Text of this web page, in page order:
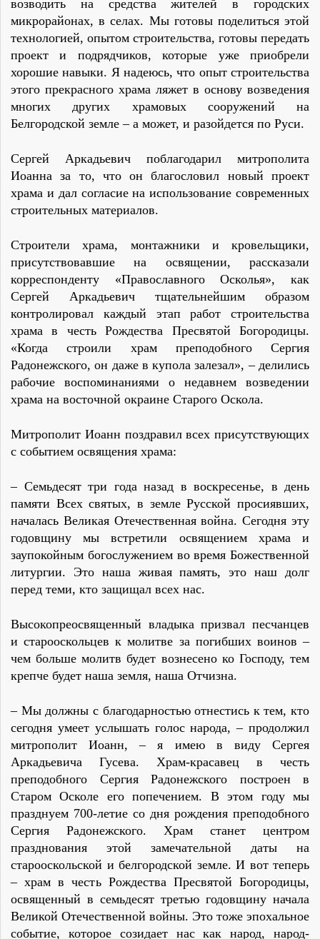
возводить на средства жителей в городских
микрорайонах, в селах. Мы готовы поделиться этой
технологией, опытом строительства, готовы передать
проект и подрядчиков, которые уже приобрели
хорошие навыки. Я надеюсь, что опыт строительства
этого прекрасного храма ляжет в основу возведения
многих других храмовых сооружений на
Белгородской земле – а может, и разойдется по Руси.
Сергей Аркадьевич поблагодарил митрополита
Иоанна за то, что он благословил новый проект
храма и дал согласие на использование современных
строительных материалов.
Строители храма, монтажники и кровельщики,
присутствовавшие на освящении, рассказали
корреспонденту «Православного Осколья», как
Сергей Аркадьевич тщательнейшим образом
контролировал каждый этап работ строительства
храма в честь Рождества Пресвятой Богородицы.
«Когда строили храм преподобного Сергия
Радонежского, он даже в купола залезал», – делились
рабочие воспоминаниями о недавнем возведении
храма на восточной окраине Старого Оскола.
Митрополит Иоанн поздравил всех присутствующих
с событием освящения храма:
– Семьдесят три года назад в воскресенье, в день
памяти Всех святых, в земле Русской просиявших,
началась Великая Отечественная война. Сегодня эту
годовщину мы встретили освящением храма и
заупокойным богослужением во время Божественной
литургии. Это наша живая память, это наш долг
перед теми, кто защищал всех нас.
Высокопреосвященный владыка призвал песчанцев
и старооскольцев к молитве за погибших воинов –
чем больше молитв будет вознесено ко Господу, тем
крепче будет наша земля, наша Отчизна.
– Мы должны с благодарностью отнестись к тем, кто
сегодня умеет услышать голос народа, – продолжил
митрополит Иоанн, – я имею в виду Сергея
Аркадьевича Гусева. Храм-красавец в честь
преподобного Сергия Радонежского построен в
Старом Осколе его попечением. В этом году мы
празднуем 700-летие со дня рождения преподобного
Сергия Радонежского. Храм станет центром
празднования этой замечательной даты на
старооскольской и белгородской земле. И вот теперь
– храм в честь Рождества Пресвятой Богородицы,
освященный в семьдесят третью годовщину начала
Великой Отечественной войны. Это тоже эпохальное
событие, которое созидает нас как народ, народ-